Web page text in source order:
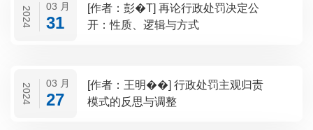
2024 03 月
31
[作者：彭�T] 再论行政处罚决定公
开：性质、逻辑与方式
2024 03 月
27
[作者：王明��] 行政处罚主观归责
模式的反思与调整